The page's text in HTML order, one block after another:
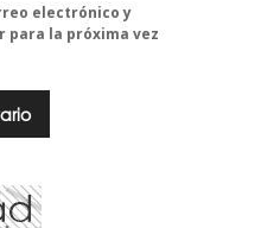
electrónico y
para la próxima vez